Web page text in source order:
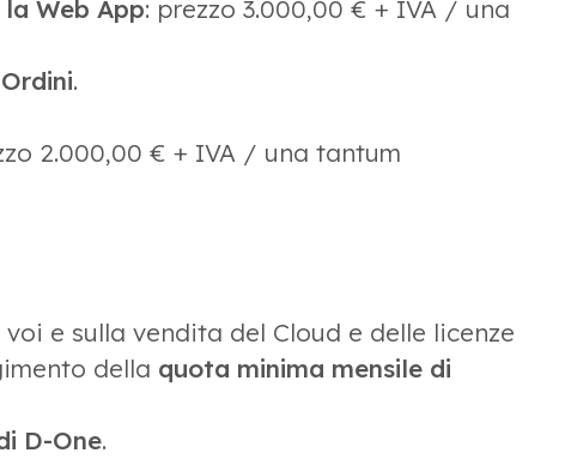
Web App: prezzo 3.000,00 € + IVA / una
.
2.000,00 € + IVA / una tantum
e sulla vendita del Cloud e delle licenze
della quota minima mensile di
D-One.